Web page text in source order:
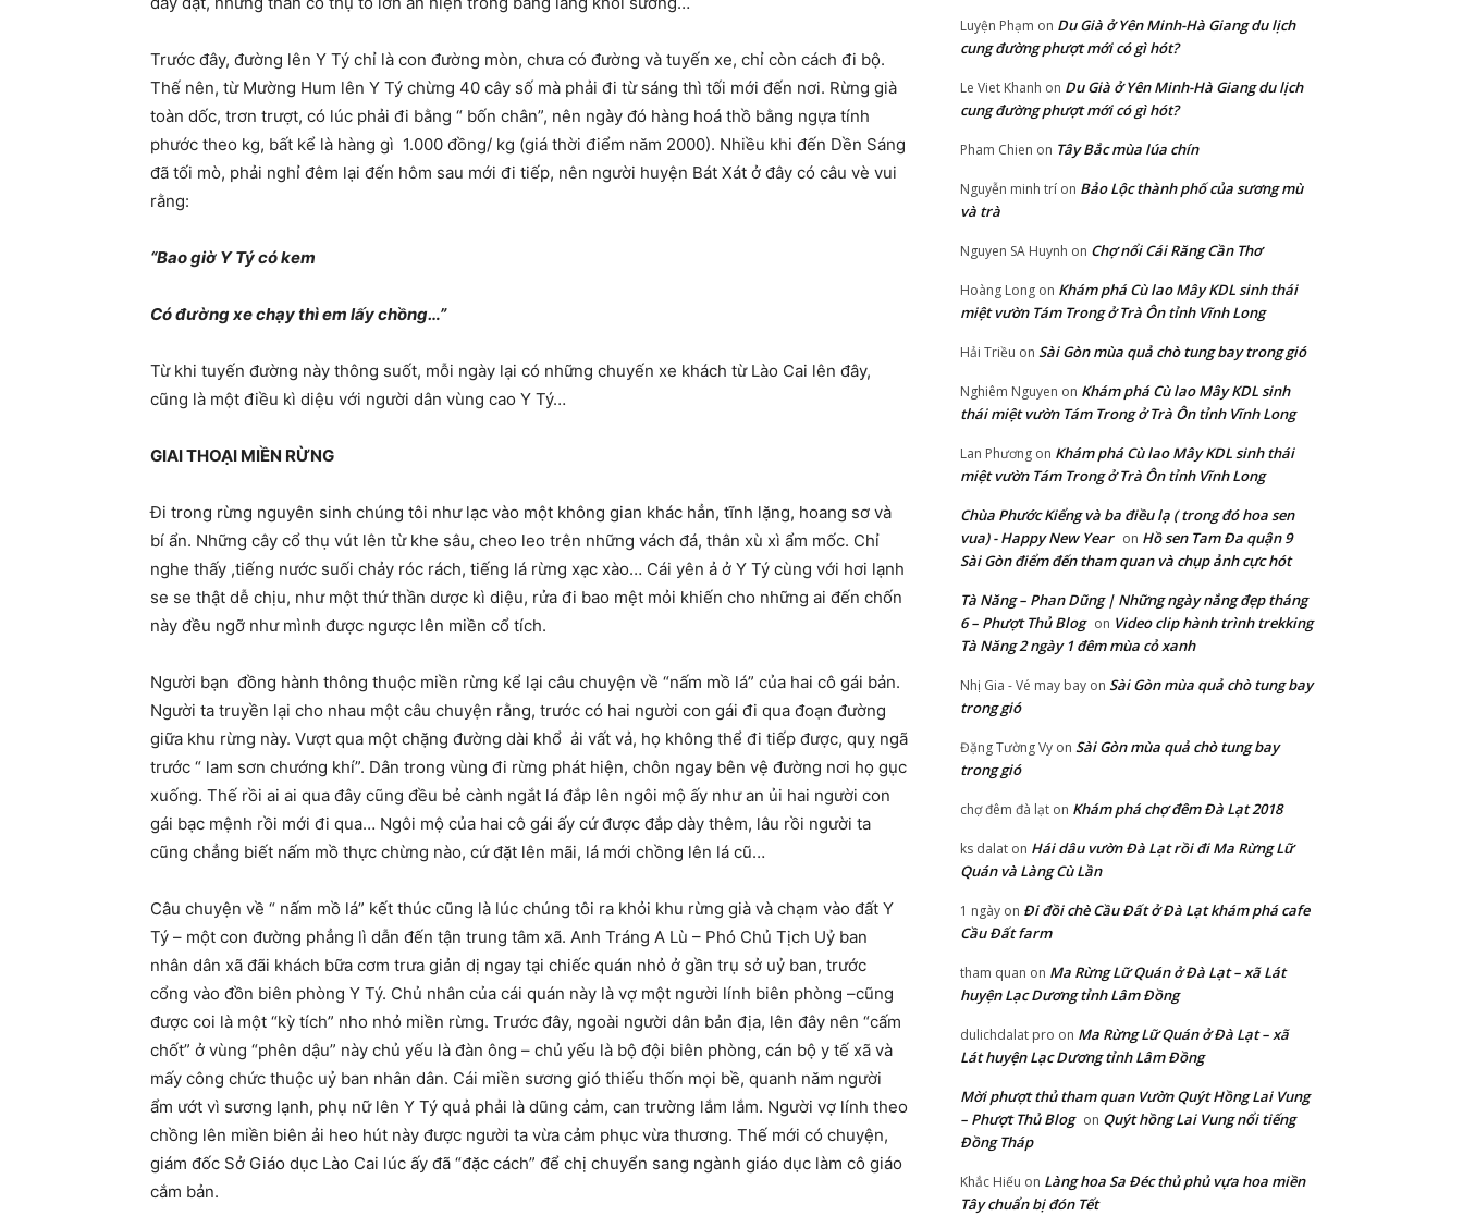
Trước đây, đường lên Y Tý chỉ là con đường mòn, chưa có đường và tuyến xe, chỉ còn cách đi bộ.
Thế nên, từ Mường Hum lên Y Tý chừng 40 cây số mà phải đi từ sáng thì tối mới đến nơi. Rừng già
toàn dốc, trơn trượt, có lúc phải đi bằng “ bốn chân”, nên ngày đó hàng hoá thồ bằng ngựa tính
phước theo kg, bất kể là hàng gì 1.000 đồng/ kg (giá thời điểm năm 2000). Nhiều khi đến Dền Sáng
đã tối mò, phải nghỉ đêm lại đến hôm sau mới đi tiếp, nên người huyện Bát Xát ở đây có câu vè vui
rằng:
“Bao giờ Y Tý có kem
Có đường xe chạy thì em lấy chồng…”
Từ khi tuyến đường này thông suốt, mỗi ngày lại có những chuyến xe khách từ Lào Cai lên đây,
cũng là một điều kì diệu với người dân vùng cao Y Tý…
GIAI THOẠI MIỀN RỪNG
Đi trong rừng nguyên sinh chúng tôi như lạc vào một không gian khác hẳn, tĩnh lặng, hoang sơ và
bí ẩn. Những cây cổ thụ vút lên từ khe sâu, cheo leo trên những vách đá, thân xù xì ẩm mốc. Chỉ
nghe thấy ,tiếng nước suối chảy róc rách, tiếng lá rừng xạc xào… Cái yên ả ở Y Tý cùng với hơi lạnh
se se thật dễ chịu, như một thứ thần dược kì diệu, rửa đi bao mệt mỏi khiến cho những ai đến chốn
này đều ngỡ như mình được ngược lên miền cổ tích.
Người bạn đồng hành thông thuộc miền rừng kể lại câu chuyện về “nấm mồ lá” của hai cô gái bản.
Người ta truyền lại cho nhau một câu chuyện rằng, trước có hai người con gái đi qua đoạn đường
giữa khu rừng này. Vượt qua một chặng đường dài khổ ải vất vả, họ không thể đi tiếp được, quỵ ngã
trước “ lam sơn chướng khí”. Dân trong vùng đi rừng phát hiện, chôn ngay bên vệ đường nơi họ gục
xuống. Thế rồi ai ai qua đây cũng đều bẻ cành ngắt lá đắp lên ngôi mộ ấy như an ủi hai người con
gái bạc mệnh rồi mới đi qua… Ngôi mộ của hai cô gái ấy cứ được đắp dày thêm, lâu rồi người ta
cũng chẳng biết nấm mồ thực chừng nào, cứ đặt lên mãi, lá mới chồng lên lá cũ…
Câu chuyện về “ nấm mồ lá” kết thúc cũng là lúc chúng tôi ra khỏi khu rừng già và chạm vào đất Y
Tý – một con đường phẳng lì dẫn đến tận trung tâm xã. Anh Tráng A Lù – Phó Chủ Tịch Uỷ ban
nhân dân xã đãi khách bữa cơm trưa giản dị ngay tại chiếc quán nhỏ ở gần trụ sở uỷ ban, trước
cổng vào đồn biên phòng Y Tý. Chủ nhân của cái quán này là vợ một người lính biên phòng –cũng
được coi là một “kỳ tích” nho nhỏ miền rừng. Trước đây, ngoài người dân bản địa, lên đây nên “cấm
chốt” ở vùng “phên dậu” này chủ yếu là đàn ông – chủ yếu là bộ đội biên phòng, cán bộ y tế xã và
mấy công chức thuộc uỷ ban nhân dân. Cái miền sương gió thiếu thốn mọi bề, quanh năm người
ẩm ướt vì sương lạnh, phụ nữ lên Y Tý quả phải là dũng cảm, can trường lắm lắm. Người vợ lính theo
chồng lên miền biên ải heo hút này được người ta vừa cảm phục vừa thương. Thế mới có chuyện,
giám đốc Sở Giáo dục Lào Cai lúc ấy đã “đặc cách” để chị chuyển sang ngành giáo dục làm cô giáo
cắm bản.
Luyện Phạm on Du Già ở Yên Minh-Hà Giang du lịch
cung đường phượt mới có gì hót?
Le Viet Khanh on Du Già ở Yên Minh-Hà Giang du lịch
cung đường phượt mới có gì hót?
‎Pham Chien on Tây Bắc mùa lúa chín
Nguyễn minh trí on Bảo Lộc thành phố của sương mù
và trà
Nguyen SA Huynh on Chợ nổi Cái Răng Cần Thơ
Hoàng Long on Khám phá Cù lao Mây KDL sinh thái
miệt vườn Tám Trong ở Trà Ôn tỉnh Vĩnh Long
Hải Triều on Sài Gòn mùa quả chò tung bay trong gió
Nghiêm Nguyen on Khám phá Cù lao Mây KDL sinh
thái miệt vườn Tám Trong ở Trà Ôn tỉnh Vĩnh Long
Lan Phương on Khám phá Cù lao Mây KDL sinh thái
miệt vườn Tám Trong ở Trà Ôn tỉnh Vĩnh Long
Chùa Phước Kiểng và ba điều lạ ( trong đó hoa sen
vua) - Happy New Year on Hồ sen Tam Đa quận 9
Sài Gòn điểm đến tham quan và chụp ảnh cực hót
Tà Năng – Phan Dũng | Những ngày nắng đẹp tháng
6 – Phượt Thủ Blog on Video clip hành trình trekking
Tà Năng 2 ngày 1 đêm mùa cỏ xanh
Nhị Gia - Vé may bay on Sài Gòn mùa quả chò tung bay
trong gió
Đặng Tường Vy on Sài Gòn mùa quả chò tung bay
trong gió
chợ đêm đà lạt on Khám phá chợ đêm Đà Lạt 2018
ks dalat on Hái dâu vườn Đà Lạt rồi đi Ma Rừng Lữ
Quán và Làng Cù Lần
1 ngày on Đi đồi chè Cầu Đất ở Đà Lạt khám phá cafe
Cầu Đất farm
tham quan on Ma Rừng Lữ Quán ở Đà Lạt – xã Lát
huyện Lạc Dương tỉnh Lâm Đồng
dulichdalat pro on Ma Rừng Lữ Quán ở Đà Lạt – xã
Lát huyện Lạc Dương tỉnh Lâm Đồng
Mời phượt thủ tham quan Vườn Quýt Hồng Lai Vung
– Phượt Thủ Blog on Quýt hồng Lai Vung nổi tiếng
Đồng Tháp
Khắc Hiếu on Làng hoa Sa Đéc thủ phủ vựa hoa miền
Tây chuẩn bị đón Tết